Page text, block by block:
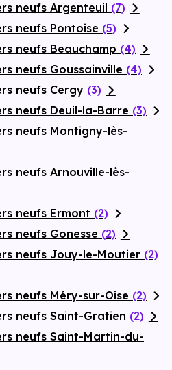
neufs Argenteuil (7)
neufs Pontoise (5)
neufs Beauchamp (4)
neufs Goussainville (4)
neufs Cergy (3)
neufs Deuil-la-Barre (3)
neufs Montigny-lès-
neufs Arnouville-lès-
neufs Ermont (2)
neufs Gonesse (2)
neufs Jouy-le-Moutier (2)
neufs Méry-sur-Oise (2)
neufs Saint-Gratien (2)
neufs Saint-Martin-du-